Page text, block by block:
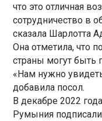
что это отличная
сотрудничество в
сказала Шарлотта
Она отметила, что
страны могут быть
«Нам нужно
добавила посол.
В декабре 2022
Румыния